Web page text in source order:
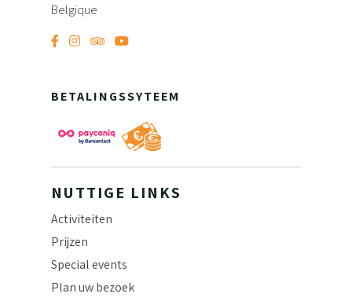
Belgique
BETALINGSSYTEEM
NUTTIGE LINKS
Activiteiten
Prijzen
Special events
Plan uw bezoek